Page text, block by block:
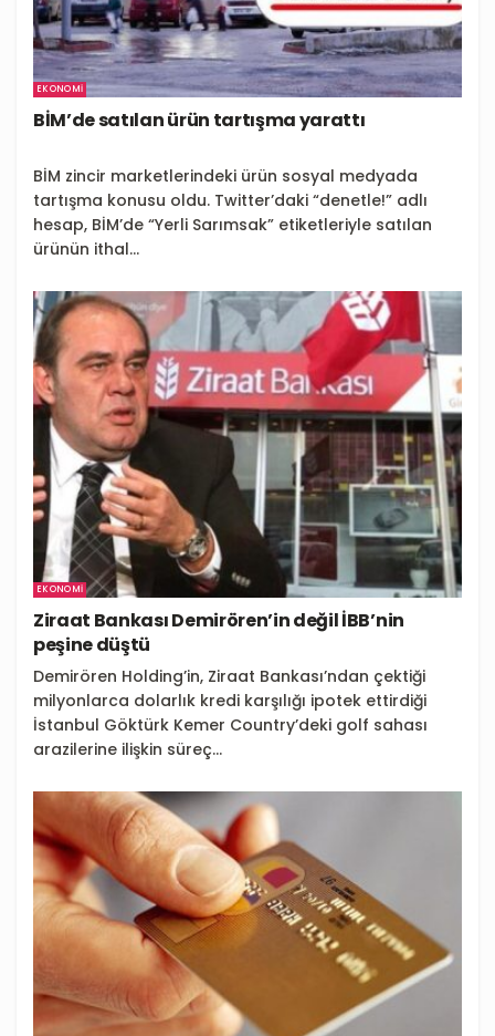
EKONOMI
BİM’de satılan ürün tartışma yarattı
BİM zincir marketlerindeki ürün sosyal medyada
tartışma konusu oldu. Twitter’daki “denetle!” adlı
hesap, BİM’de “Yerli Sarımsak” etiketleriyle satılan
ürünün ithal...
EKONOMI
Ziraat Bankası Demirören’in değil İBB’nin
peşine düştü
Demirören Holding’in, Ziraat Bankası’ndan çektiği
milyonlarca dolarlık kredi karşılığı ipotek ettirdiği
İstanbul Göktürk Kemer Country’deki golf sahası
arazilerine ilişkin süreç...